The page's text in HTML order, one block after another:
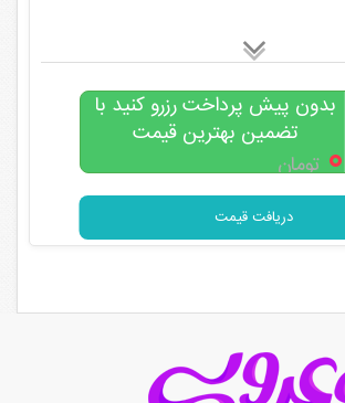
بدون پیش پرداخت رزرو کنید با
تضمین بهترین قیمت
۰تومان
دریافت قیمت